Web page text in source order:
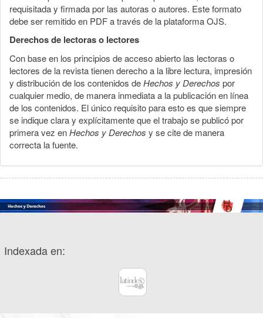
requisitada y firmada por las autoras o autores. Este formato
debe ser remitido en PDF a través de la plataforma OJS.
Derechos de lectoras o lectores
Con base en los principios de acceso abierto las lectoras o
lectores de la revista tienen derecho a la libre lectura, impresión
y distribución de los contenidos deHechos y Derechos por
cualquier medio, de manera inmediata a la publicación en línea
de los contenidos. El único requisito para esto es que siempre
se indique clara y explícitamente que el trabajo se publicó por
primera vez enHechos y Derechos y se cite de manera
correcta la fuente.
Indexada en: